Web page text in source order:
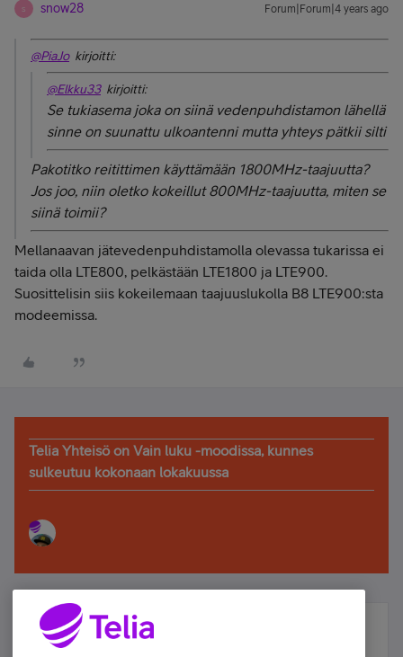
S snow28 Forum|Forum|4 years ago
@PiaJokirjoitti:
@Elkku33kirjoitti:
Se tukiasema joka on siinä vedenpuhdistamon lähellä
sinne on suunattu ulkoantenni mutta yhteys pätkii silti
Pakotitko reitittimen käyttämään 1800MHz-taajuutta?
Jos joo, niin oletko kokeillut 800MHz-taajuutta, miten se
siinä toimii?
Mellanaavan jätevedenpuhdistamolla olevassa tukarissa ei
taida olla LTE800, pelkästään LTE1800 ja LTE900.
Suosittelisin siis kokeilemaan taajuuslukolla B8 LTE900:sta
modeemissa.
Telia Yhteisö on Vain luku -moodissa, kunnes
sulkeutuu kokonaan lokakuussa
Älä jää paitsi – osallistu ja voita!